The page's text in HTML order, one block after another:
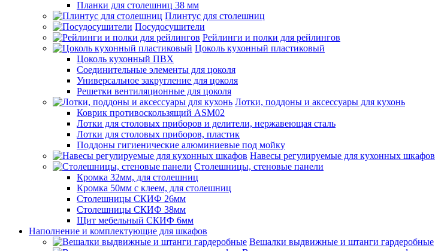
Планки для столешниц 38 мм
Плинтус для столешниц
Посудосушители
Рейлинги и полки для рейлингов
Цоколь кухонный пластиковый
Цоколь кухонный ПВХ
Соединительные элементы для цоколя
Универсальное закругление для цоколя
Решетки вентиляционные для цоколя
Лотки, поддоны и аксессуары для кухонь
Коврик противоскользящий ASM02
Лотки для столовых приборов и делители, нержавеющая сталь
Лотки для столовых приборов, пластик
Поддоны гигиенические алюминиевые под мойку
Навесы регулируемые для кухонных шкафов
Столешницы, стеновые панели
Кромка 32мм, для столешниц
Кромка 50мм с клеем, для столешниц
Столешницы СКИФ 26мм
Столешницы СКИФ 38мм
Щит мебельный СКИФ 6мм
Наполнение и комплектующие для шкафов
Вешалки выдвижные и штанги гардеробные